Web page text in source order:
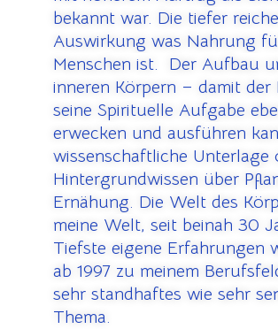
bekannt war. Die tiefer
Auswirkung was Nahrung
Menschen ist. Der Aufbau
inneren Körpern – damit der
seine Spirituelle Aufgabe
erwecken und ausführen
wissenschaftliche Unterlage
Hintergrundwissen über
Ernähung. Die Welt des
meine Welt, seit beinah 30
Tiefste eigene Erfahrungen
ab 1997 zu meinem
sehr standhaftes wie sehr
Thema.